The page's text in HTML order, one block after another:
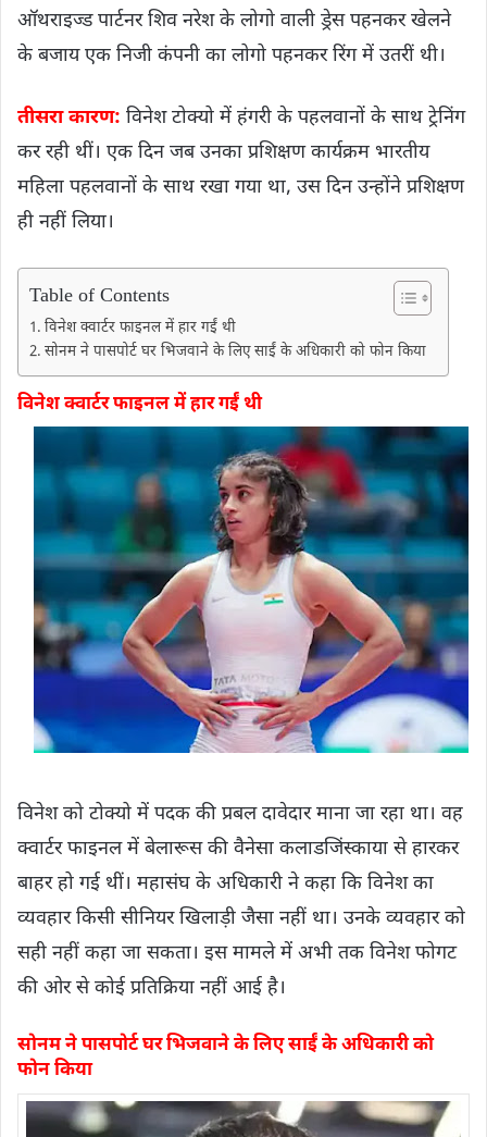
ऑथराइज्ड पार्टनर शिव नरेश के लोगो वाली ड्रेस पहनकर खेलने
के बजाय एक निजी कंपनी का लोगो पहनकर रिंग में उतरीं थी।
तीसरा कारण: विनेश टोक्यो में हंगरी के पहलवानों के साथ ट्रेनिंग
कर रही थीं। एक दिन जब उनका प्रशिक्षण कार्यक्रम भारतीय
महिला पहलवानों के साथ रखा गया था, उस दिन उन्होंने प्रशिक्षण
ही नहीं लिया।
Table of Contents
विनेश क्वार्टर फाइनल में हार गईं थी
सोनम ने पासपोर्ट घर भिजवाने के लिए साईं के अधिकारी को फोन किया
विनेश क्वार्टर फाइनल में हार गईं थी
विनेश को टोक्यो में पदक की प्रबल दावेदार माना जा रहा था। वह
क्वार्टर फाइनल में बेलारूस की वैनेसा कलाडजिंस्काया से हारकर
बाहर हो गई थीं। महासंघ के अधिकारी ने कहा कि विनेश का
व्यवहार किसी सीनियर खिलाड़ी जैसा नहीं था। उनके व्यवहार को
सही नहीं कहा जा सकता। इस मामले में अभी तक विनेश फोगट
की ओर से कोई प्रतिक्रिया नहीं आई है।
सोनम ने पासपोर्ट घर भिजवाने के लिए साईं के अधिकारी को
फोन किया